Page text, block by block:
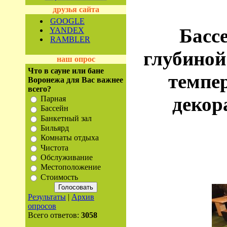
друзья сайта
GOOGLE
YANDEX
RAMBLER
наш опрос
Что в сауне или бане
Воронежа для Вас важнее
всего?
Парная
Бассейн
Банкетный зал
Бильярд
Комнаты отдыха
Чистота
Обслуживание
Местоположение
Стоимость
Результаты | Архив
опросов
Всего ответов: 3058